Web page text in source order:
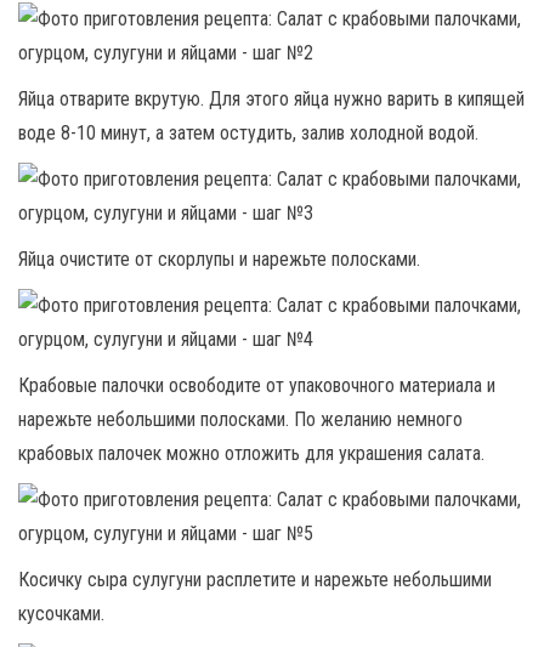
Яйца отварите вкрутую. Для этого яйца нужно варить в кипящей
воде 8-10 минут, а затем остудить, залив холодной водой.
Яйца очистите от скорлупы и нарежьте полосками.
Крабовые палочки освободите от упаковочного материала и
нарежьте небольшими полосками. По желанию немного
крабовых палочек можно отложить для украшения салата.
Косичку сыра сулугуни расплетите и нарежьте небольшими
кусочками.